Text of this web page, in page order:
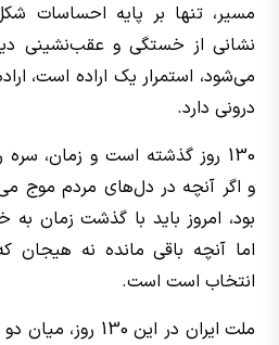
مسیر، تنها بر پایه احساسات
نشانی از خستگی و عقب‌نشینی
می‌شود، استمرار یک اراده است،
درونی دارد.
130 روز گذشته است و زمان،
و اگر آنچه در دل‌های مردم موج
بود، امروز باید با گذشت زمان
اما آنچه باقی مانده نه
انتخاب است است.
ملت ایران در این